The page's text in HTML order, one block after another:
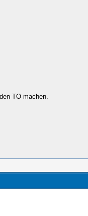
TO machen.